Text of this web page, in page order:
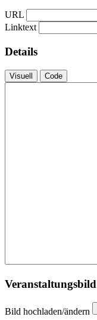
URL
Linktext
Details
Visuell Code
Veranstaltungsbild
Bild hochladen/ändern